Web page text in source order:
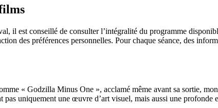
il est conseillé de consulter l’intégralité du programme
des préférences personnelles. Pour chaque séance, des
« Godzilla Minus One », acclamé même avant sa sortie,
uniquement une œuvre d’art visuel, mais aussi une